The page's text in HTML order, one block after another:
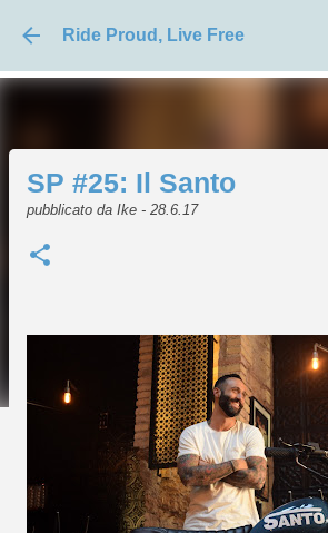
Passa ai contenuti
Ride Proud, Live Free
SP #25: Il Santo
pubblicato da Ike - 28.6.17